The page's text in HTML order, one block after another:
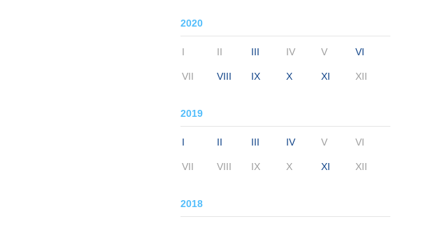
2020
I II III IV V VI
VII VIII IX X XI XII
2019
I II III IV V VI
VII VIII IX X XI XII
2018